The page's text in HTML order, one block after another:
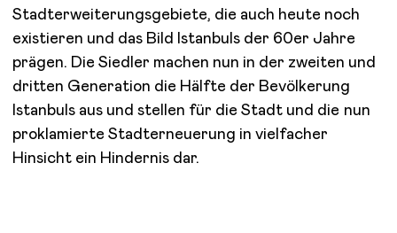
Stadterweiterungsgebiete, die auch heute noch
existieren und das Bild Istanbuls der 60er Jahre
prägen. Die Siedler machen nun in der zweiten und
dritten Generation die Hälfte der Bevölkerung
Istanbuls aus und stellen für die Stadt und die nun
proklamierte Stadterneuerung in vielfacher
Hinsicht ein Hindernis dar.